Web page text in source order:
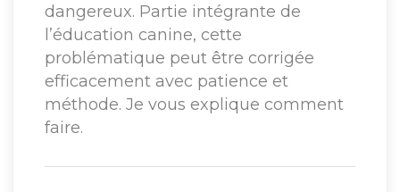
dangereux. Partie intégrante de
l’éducation canine, cette
problématique peut être corrigée
efficacement avec patience et
méthode. Je vous explique comment
faire.